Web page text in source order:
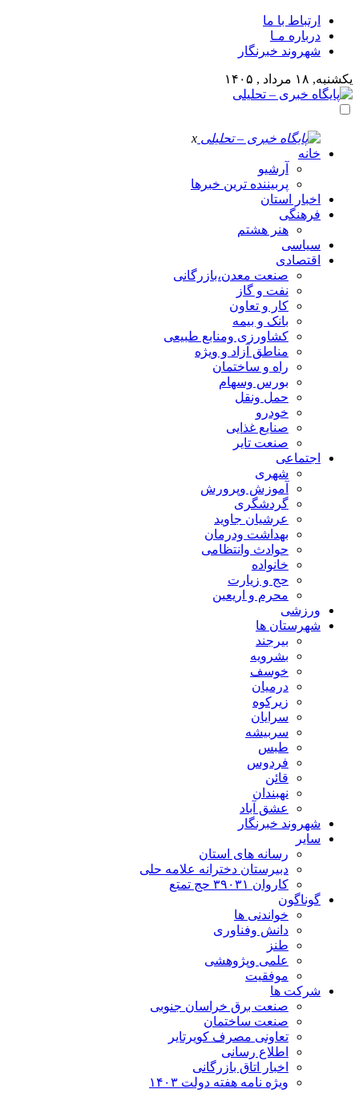
ارتباط با ما
درباره مـا
شهروند خبرنگار
یکشنبه, ۱۸ مرداد , ۱۴۰۵
x
خانه
آرشیو
پربیننده ترین خبرها
اخبار استان
فرهنگی
هنر هشتم
سیاسی
اقتصادی
صنعت معدن،بازرگانی
نفت و گاز
کار و تعاون
بانک و بیمه
کشاورزی ومنابع طبیعی
مناطق آزاد و ویژه
راه و ساختمان
بورس وسهام
حمل ونقل
خودرو
صنایع غذایی
صنعت تایر
اجتماعی
شهری
آموزش وپرورش
گردشگری
عرشیان جاوید
بهداشت ودرمان
حوادث وانتظامی
خانواده
حج و زیارت
محرم و اریعین
ورزشی
شهرستان ها
بیرجند
بشرویه
خوسف
درمیان
زیرکوه
سرایان
سربیشه
طبس
فردوس
قائن
نهبندان
عشق آباد
شهروند خبرنگار
سایر
رسانه های استان
دبیرستان دخترانه علامه حلی
کاروان ۳۹۰۳۱ حج تمتع
گوناگون
خواندنی ها
دانش وفناوری
طنز
علمی وپژوهشی
موفقیت
شرکت ها
صنعت برق خراسان جنوبی
صنعت ساختمان
تعاونی مصرف کویرتایر
اطلاع رسانی
اخبار اتاق بازرگانی
ویژه نامه هفته دولت ۱۴۰۳